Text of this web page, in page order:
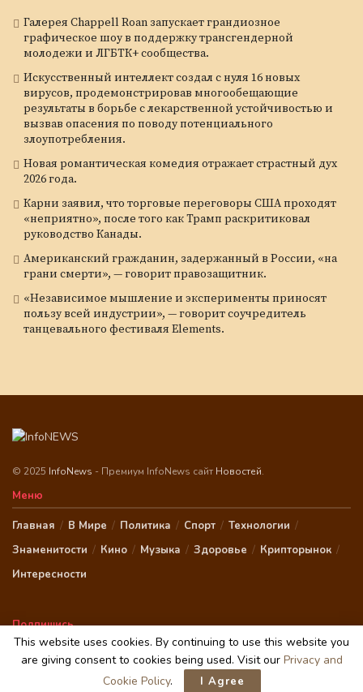
Галерея Chappell Roan запускает грандиозное
графическое шоу в поддержку трансгендерной
молодежи и ЛГБТК+ сообщества.
Искусственный интеллект создал с нуля 16 новых
вирусов, продемонстрировав многообещающие
результаты в борьбе с лекарственной устойчивостью и
вызвав опасения по поводу потенциального
злоупотребления.
Новая романтическая комедия отражает страстный дух
2026 года.
Карни заявил, что торговые переговоры США проходят
«неприятно», после того как Трамп раскритиковал
руководство Канады.
Американский гражданин, задержанный в России, «на
грани смерти», — говорит правозащитник.
«Независимое мышление и эксперименты приносят
пользу всей индустрии», — говорит соучредитель
танцевального фестиваля Elements.
© 2025 InfoNews - Премиум InfoNews сайт Новостей.
Меню
Главная В Мире Политика Спорт
Технологии
Знаменитости
Кино Музыка Здоровье
Крипторынок
Интересности
Подпишись
This website uses cookies. By continuing to use this website you
are giving consent to cookies being used. Visit our Privacy and
Cookie Policy. I Agree